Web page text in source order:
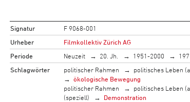
Signatur
F 9068-001
Urheber
Filmkollektiv Zürich AG
Periode
Neuzeit 20. Jh. 1951-2000
Schlagwörter
politischer Rahmen politisches Leben
ökologische Bewegung
politischer Rahmen
politisches Leben
(speziell)
Demonstration